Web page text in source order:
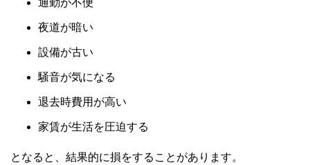
通勤が不便
夜道が暗い
設備が古い
騒音が気になる
退去時費用が高い
家賃が生活を圧迫する
となると、結果的に損をすることがあります。